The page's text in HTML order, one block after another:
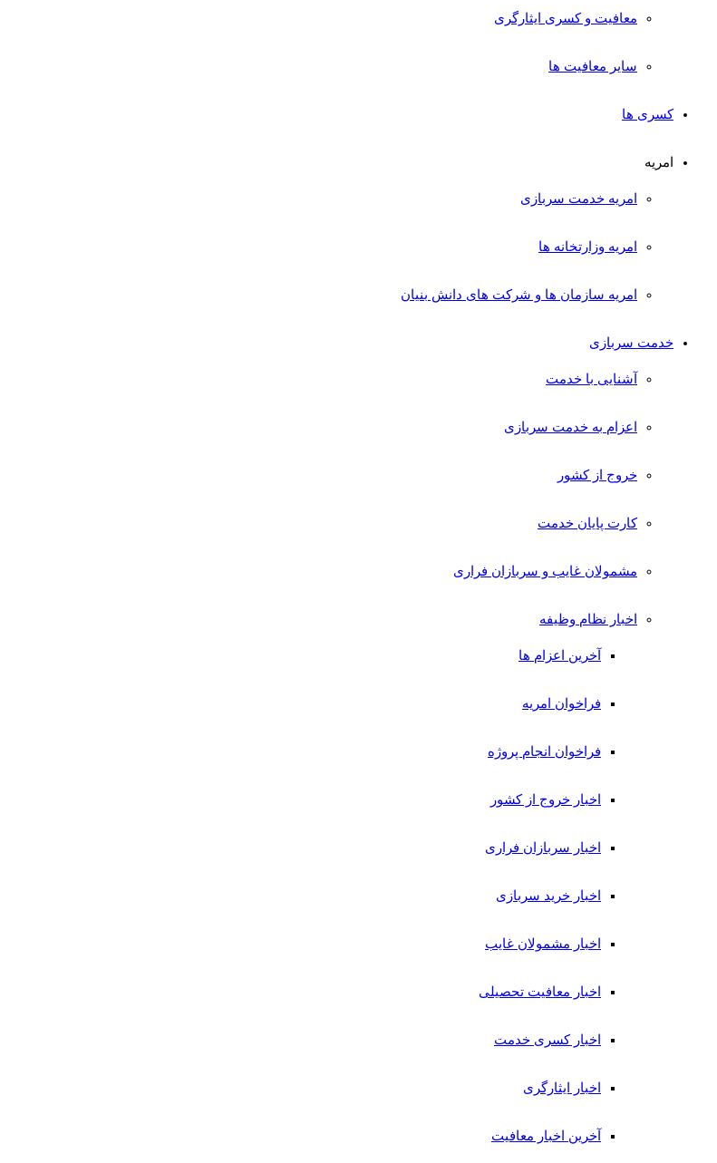
معافیت و کسری ایثارگری
سایر معافیت ها
کسری ها
امریه
امریه خدمت سربازی
امریه وزارتخانه ها
امریه سازمان ها و شرکت های دانش بنیان
خدمت سربازی
آشنایی با خدمت
اعزام به خدمت سربازی
خروج از کشور
کارت پایان خدمت
مشمولان غایب و سربازان فراری
اخبار نظام وظیفه
آخرین اعزام ها
فراخوان امریه
فراخوان انجام پروژه
اخبار خروج از کشور
اخبار سربازان فراری
اخبار خرید سربازی
اخبار مشمولان غایب
اخبار معافیت تحصیلی
اخبار کسری خدمت
اخبار ایثارگری
آخرین اخبار معافیت